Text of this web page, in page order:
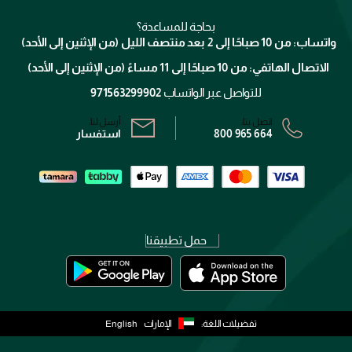
برنامج الولاء ميوز
الشروط و الأحكام
سياسة الخصوصية
بحاجة للمساعدة؟
واتساب: من 10 صباحًا إلى 2 بعد منتصف الليل (من الإثنين إلى الأحد)
الاتصال الهاتفي: من 10 صباحًا إلى 11 مساءً (من الإثنين إلى الأحد)
للتواصل عبر الواتساب 971563299902
اتصل بنا:
800 965 664
أرسل لنا:
استفسار
حمل تطبيقنا
تفضيلات اللغة: الإمارات English